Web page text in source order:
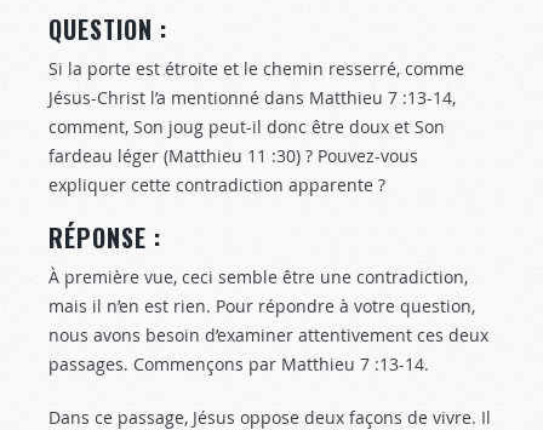
QUESTION :
Si la porte est étroite et le chemin resserré, comme
Jésus-Christ l’a mentionné dans Matthieu 7 :13-14,
comment, Son joug peut-il donc être doux et Son
fardeau léger (Matthieu 11 :30) ? Pouvez-vous
expliquer cette contradiction apparente ?
RÉPONSE :
À première vue, ceci semble être une contradiction,
mais il n’en est rien. Pour répondre à votre question,
nous avons besoin d’examiner attentivement ces deux
passages. Commençons par Matthieu 7 :13-14.
Dans ce passage, Jésus oppose deux façons de vivre. Il